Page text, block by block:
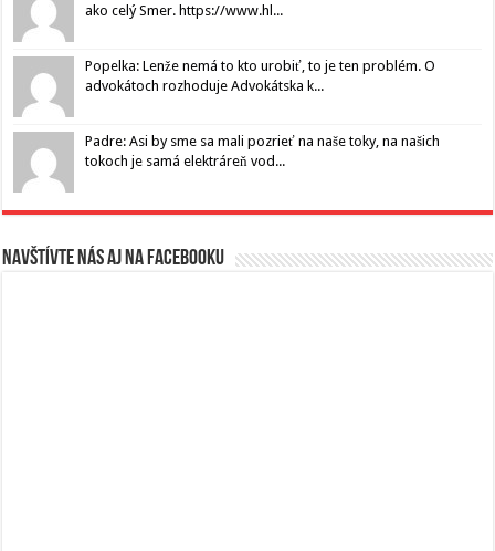
ako celý Smer. https://www.hl...
Popelka: Lenže nemá to kto urobiť, to je ten problém. O
advokátoch rozhoduje Advokátska k...
Padre: Asi by sme sa mali pozrieť na naše toky, na našich
tokoch je samá elektráreň vod...
Navštívte nás aj na Facebooku